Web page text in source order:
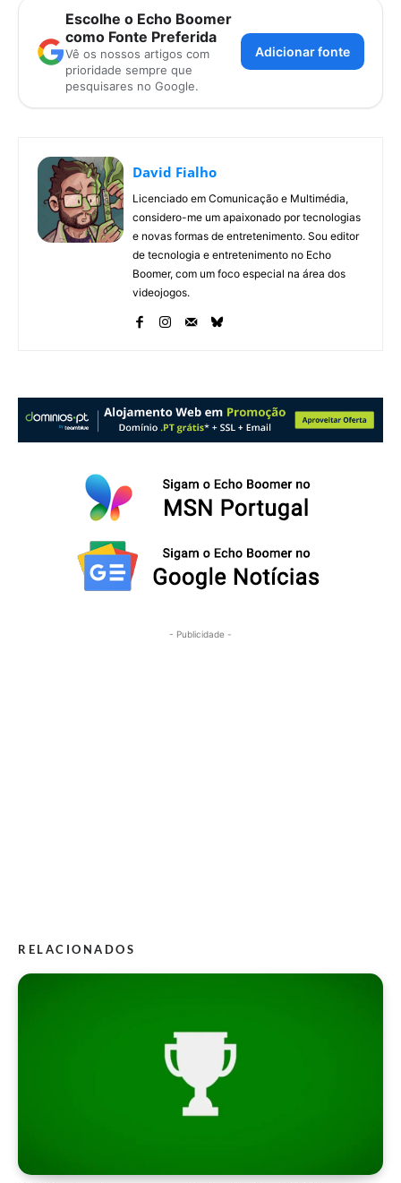
Escolhe o Echo Boomer
como Fonte Preferida
Vê os nossos artigos com
prioridade sempre que
pesquisares no Google.
Adicionar fonte
David Fialho
Licenciado em Comunicação e Multimédia,
considero-me um apaixonado por tecnologias
e novas formas de entretenimento. Sou editor
de tecnologia e entretenimento no Echo
Boomer, com um foco especial na área dos
videojogos.
- Publicidade -
RELACIONADOS